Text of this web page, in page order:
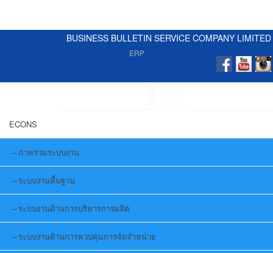
BUSINESS BULLETIN SERVICE COMPANY LIMITED
ERP
ECONS
ภาพรวมระบบงาน
ระบบงานพื้นฐาน
ระบบงานด้านการบริหารการผลิต
ระบบงานด้านการควบคุมการจัดจำหน่าย